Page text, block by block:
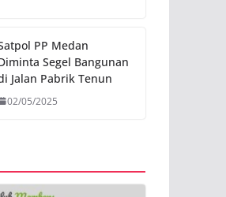
PP Medan
Segel Bangunan
Jalan Pabrik Tenun
02/05/2025